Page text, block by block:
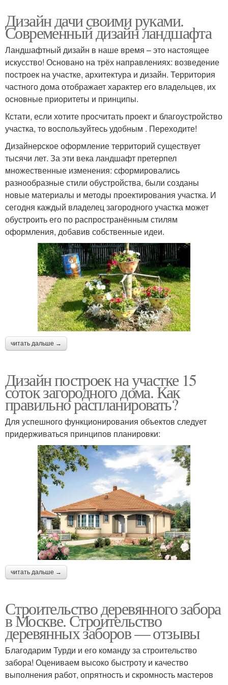
Дизайн дачи своими руками.
Современный дизайн ландшафта
Ландшафтный дизайн в наше время – это настоящее
искусство! Основано на трёх направлениях: возведение
построек на участке, архитектура и дизайн. Территория
частного дома отображает характер его владельцев, их
основные приоритеты и принципы.
Кстати, если хотите просчитать проект и благоустройство
участка, то воспользуйтесь удобным . Переходите!
Дизайнерское оформление территорий существует
тысячи лет. За эти века ландшафт претерпел
множественные изменения: сформировались
разнообразные стили обустройства, были созданы
новые материалы и методы проектирования участка. И
сегодня каждый владелец загородного участка может
обустроить его по распространённым стилям
оформления, добавив собственные идеи.
читать дальше →
Дизайн построек на участке 15
соток загородного дома. Как
правильно распланировать?
Для успешного функционирования объектов следует
придерживаться принципов планировки:
читать дальше →
Строительство деревянного забора
в Москве. Строительство
деревянных заборов — отзывы
Благодарим Турди и его команду за строительство
забора! Оцениваем высоко быстроту и качество
выполнения работ, опрятность и скромность мастеров